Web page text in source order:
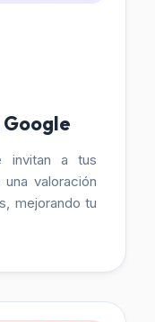
Google
invitan a tus
valoración
mejorando tu